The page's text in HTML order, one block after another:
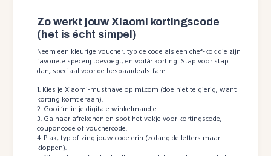
Zo werkt jouw Xiaomi kortingscode
(het is écht simpel)
Neem een kleurige voucher, typ de code als een chef-kok die zijn
favoriete specerij toevoegt, en voilà: korting! Stap voor stap
dan, speciaal voor de bespaardeals-fan:
1. Kies je Xiaomi-musthave op mi.com (doe niet te gierig, want
korting komt eraan).
2. Gooi ‘m in je digitale winkelmandje.
3. Ga naar afrekenen en spot het vakje voor kortingscode,
couponcode of vouchercode.
4. Plak, typ of zing jouw code erin (zolang de letters maar
kloppen).